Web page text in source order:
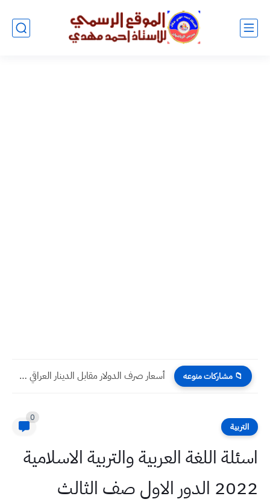
📁 مشاركات منوعه أسعار صرف الدولار مقابل الدينار العراقي اليوم السبت 15 -...
التربية
0
اسئلة اللغة العربية والتربية الاسلامية
2022 الدور الاول صف الثالث